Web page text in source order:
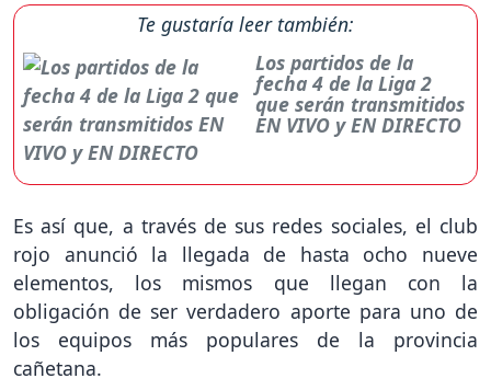
Te gustaría leer también:
Los partidos de la
fecha 4 de la Liga 2
que serán transmitidos
EN VIVO y EN DIRECTO
Es así que, a través de sus redes sociales, el club
rojo anunció la llegada de hasta ocho nueve
elementos, los mismos que llegan con la
obligación de ser verdadero aporte para uno de
los equipos más populares de la provincia
cañetana.